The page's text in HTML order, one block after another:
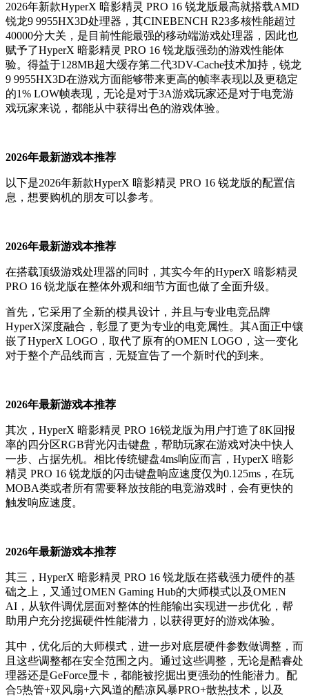
2026年新款HyperX 暗影精灵 PRO 16 锐龙版最高就搭载AMD
锐龙9 9955HX3D处理器，其CINEBENCH R23多核性能超过
40000分大关，是目前性能最强的移动端游戏处理器，因此也
赋予了HyperX 暗影精灵 PRO 16 锐龙版强劲的游戏性能体
验。得益于128MB超大缓存第二代3DV-Cache技术加持，锐龙
9 9955HX3D在游戏方面能够带来更高的帧率表现以及更稳定
的1% LOW帧表现，无论是对于3A游戏玩家还是对于电竞游
戏玩家来说，都能从中获得出色的游戏体验。
2026年最新游戏本推荐
以下是2026年新款HyperX 暗影精灵 PRO 16 锐龙版的配置信
息，想要购机的朋友可以参考。
2026年最新游戏本推荐
在搭载顶级游戏处理器的同时，其实今年的HyperX 暗影精灵
PRO 16 锐龙版在整体外观和细节方面也做了全面升级。
首先，它采用了全新的模具设计，并且与专业电竞品牌
HyperX深度融合，彰显了更为专业的电竞属性。其A面正中镶
嵌了HyperX LOGO，取代了原有的OMEN LOGO，这一变化
对于整个产品线而言，无疑宣告了一个新时代的到来。
2026年最新游戏本推荐
其次，HyperX 暗影精灵 PRO 16锐龙版为用户打造了8K回报
率的四分区RGB背光闪击键盘，帮助玩家在游戏对决中快人
一步、占据先机。相比传统键盘4ms响应而言，HyperX 暗影
精灵 PRO 16 锐龙版的闪击键盘响应速度仅为0.125ms，在玩
MOBA类或者所有需要释放技能的电竞游戏时，会有更快的
触发响应速度。
2026年最新游戏本推荐
其三，HyperX 暗影精灵 PRO 16 锐龙版在搭载强力硬件的基
础之上，又通过OMEN Gaming Hub的大师模式以及OMEN
AI，从软件调优层面对整体的性能输出实现进一步优化，帮
助用户充分挖掘硬件性能潜力，以获得更好的游戏体验。
其中，优化后的大师模式，进一步对底层硬件参数做调整，而
且这些调整都在安全范围之内。通过这些调整，无论是酷睿处
理器还是GeForce显卡，都能被挖掘出更强劲的性能潜力。配
合5热管+双风扇+六风道的酷凉风暴PRO+散热技术，以及